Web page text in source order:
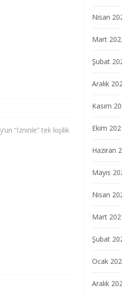
“İzninle” tek kişilik
Nisan
Mart
Şubat
Aralık
Kasım
Ekim
Haziran
Mayıs
Nisan
Mart
Şubat
Ocak
Aralık